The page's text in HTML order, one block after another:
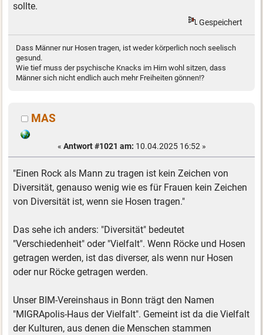
sollte.
Gespeichert
Dass Männer nur Hosen tragen, ist weder körperlich noch seelisch
gesund.
Wie tief muss der psychische Knacks im Hirn wohl sitzen, dass
Männer sich nicht endlich auch mehr Freiheiten gönnen!?
MAS
« Antwort #1021 am: 10.04.2025 16:52 »
"Einen Rock als Mann zu tragen ist kein Zeichen von
Diversität, genauso wenig wie es für Frauen kein Zeichen
von Diversität ist, wenn sie Hosen tragen."
Das sehe ich anders: "Diversität" bedeutet
"Verschiedenheit" oder "Vielfalt". Wenn Röcke und Hosen
getragen werden, ist das diverser, als wenn nur Hosen
oder nur Röcke getragen werden.
Unser BIM-Vereinshaus in Bonn trägt den Namen
"MIGRApolis-Haus der Vielfalt". Gemeint ist da die Vielfalt
der Kulturen, aus denen die Menschen stammen